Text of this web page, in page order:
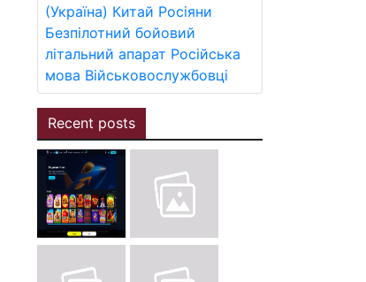
(Україна) Китай Росіяни
Безпілотний бойовий
літальний апарат Російська
мова Військовослужбовці
Recent posts